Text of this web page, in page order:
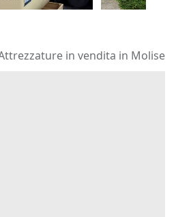
in vendita in Molise